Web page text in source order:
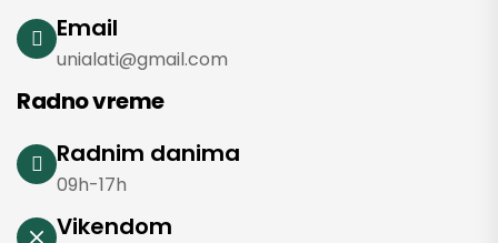
Email
unialati@gmail.com
Radno vreme
Radnim danima
09h-17h
Vikendom